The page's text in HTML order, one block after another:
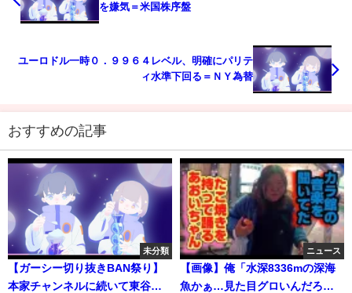
を嫌気＝米国株序盤
ユーロドル一時０．９９６４レベル、明確にパリテ
ィ水準下回る＝ＮＹ為替
おすすめの記事
未分類
【ガーシー切り抜きBAN祭り】
本家チャンネルに続いて東谷義
ニュース
【画像】俺「水深8336mの深海
魚かぁ…見た目グロいんだろう